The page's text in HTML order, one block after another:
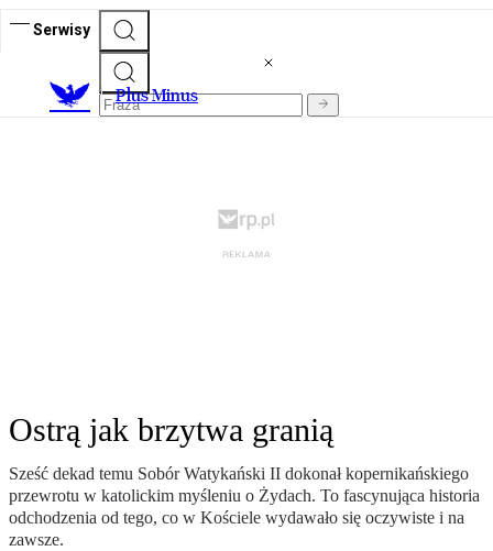
Serwisy
Plus Minus
Ostrą jak brzytwa granią
Sześć dekad temu Sobór Watykański II dokonał kopernikańskiego
przewrotu w katolickim myśleniu o Żydach. To fascynująca historia
odchodzenia od tego, co w Kościele wydawało się oczywiste i na
zawsze.